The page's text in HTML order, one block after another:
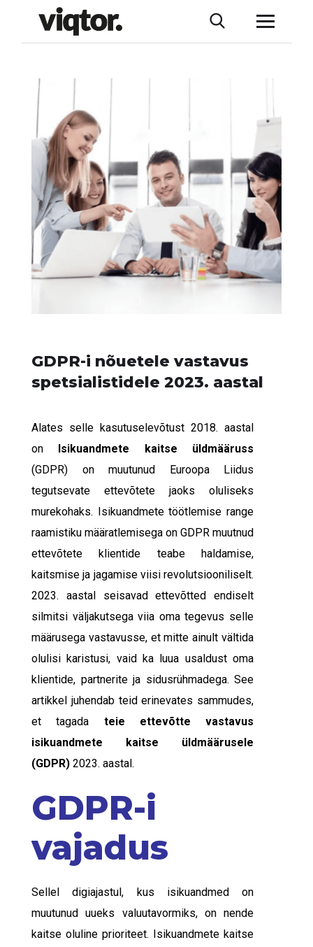
GDPR-i nõuetele vastavus
spetsialistidele 2023. aastal
Alates selle kasutuselevõtust 2018. aastal
on Isikuandmete kaitse üldmääruss
(GDPR) on muutunud Euroopa Liidus
tegutsevate ettevõtete jaoks oluliseks
murekohaks. Isikuandmete töötlemise range
raamistiku määratlemisega on GDPR muutnud
ettevõtete klientide teabe haldamise,
kaitsmise ja jagamise viisi revolutsiooniliselt.
2023. aastal seisavad ettevõtted endiselt
silmitsi väljakutsega viia oma tegevus selle
määrusega vastavusse, et mitte ainult vältida
olulisi karistusi, vaid ka luua usaldust oma
klientide, partnerite ja sidusrühmadega. See
artikkel juhendab teid erinevates sammudes,
et tagada teie ettevõtte vastavus
isikuandmete kaitse üldmäärusele
(GDPR) 2023. aastal.
GDPR-i
vajadus
Sellel digiajastul, kus isikuandmedon
muutunud uueks valuutavormiks, on nende
kaitse oluline prioriteet. Isikuandmete kaitse